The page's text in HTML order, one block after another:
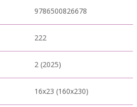
9786500826678
222
2 (2025)
16x23 (160x230)